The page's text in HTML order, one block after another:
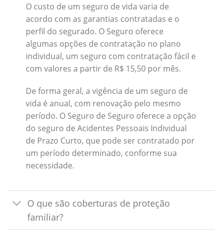
O custo de um seguro de vida varia de
acordo com as garantias contratadas e o
perfil do segurado. O Seguro oferece
algumas opções de contratação no plano
individual, um seguro com contratação fácil e
com valores a partir de R$ 15,50 por mês.
De forma geral, a vigência de um seguro de
vida é anual, com renovação pelo mesmo
período. O Seguro de Seguro oferece a opção
do seguro de Acidentes Pessoais Individual
de Prazo Curto, que pode ser contratado por
um período determinado, conforme sua
necessidade.
O que são coberturas de proteção
familiar?